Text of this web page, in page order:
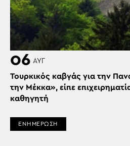
06 ΑΥΓ
Τουρκικός καβγάς για την
την Μέκκα», είπε
καθηγητή
ΕΝΗΜΕΡΩΣΗ